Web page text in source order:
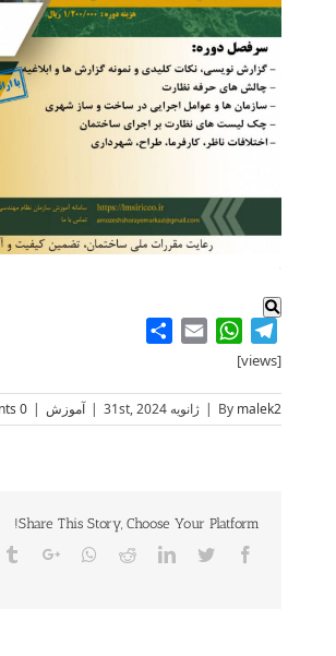
Skip
to
.
Telegram
WhatsApp
Email
[views]
By malek2 ژانویه 31st, 2024 آموزش 0 Comments
Share This Story, Choose Your Platform!
Facebook
Twitter
LinkedIn
Reddit
Whatsapp
Google+